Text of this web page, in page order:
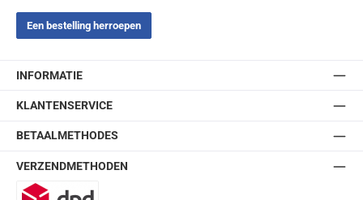
Een bestelling herroepen
INFORMATIE
KLANTENSERVICE
BETAALMETHODES
VERZENDMETHODEN